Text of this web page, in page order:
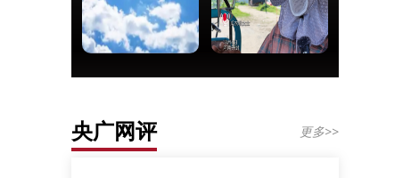
央广网评 更多>>